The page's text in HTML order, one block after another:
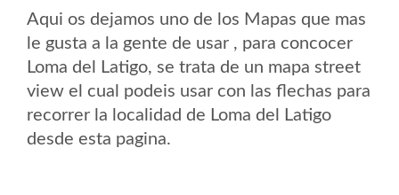
Aqui os dejamos uno de los Mapas que mas
le gusta a la gente de usar , para concocer
Loma del Latigo, se trata de un mapa street
view el cual podeis usar con las flechas para
recorrer la localidad de Loma del Latigo
desde esta pagina.